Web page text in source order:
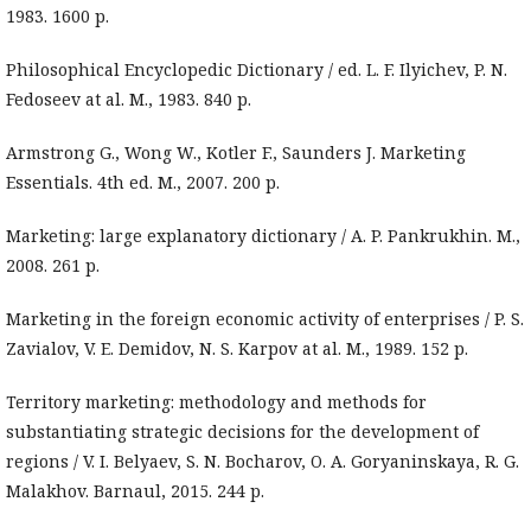
1983. 1600 p.
Philosophical Encyclopedic Dictionary / ed. L. F. Ilyichev, P. N.
Fedoseev at al. М., 1983. 840 p.
Armstrong G., Wong W., Kotler F., Saunders J. Marketing
Essentials. 4th ed. М., 2007. 200 p.
Marketing: large explanatory dictionary / A. P. Pankrukhin. М.,
2008. 261 p.
Marketing in the foreign economic activity of enterprises / P. S.
Zavialov, V. E. Demidov, N. S. Karpov at al. М., 1989. 152 p.
Territory marketing: methodology and methods for
substantiating strategic decisions for the development of
regions / V. I. Belyaev, S. N. Bocharov, O. A. Goryaninskaya, R. G.
Malakhov. Barnaul, 2015. 244 p.